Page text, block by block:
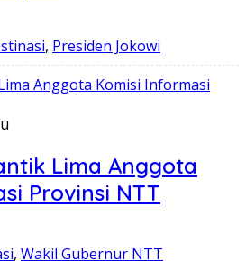
, Presiden Jokowi
Lima Anggota
Provinsi NTT
, Wakil Gubernur NTT